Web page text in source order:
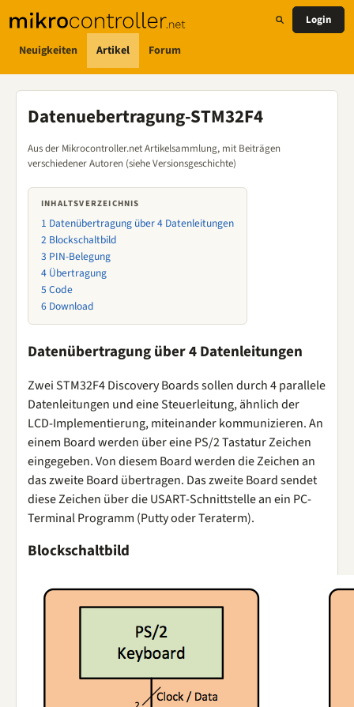
Neuigkeiten Artikel Forum
Login
Datenuebertragung-STM32F4
Aus der Mikrocontroller.net Artikelsammlung, mit Beiträgen
verschiedener Autoren (siehe Versionsgeschichte)
INHALTSVERZEICHNIS
1 Datenübertragung über 4 Datenleitungen
2 Blockschaltbild
3 PIN-Belegung
4 Übertragung
5 Code
6 Download
Datenübertragung über 4 Datenleitungen
Zwei STM32F4 Discovery Boards sollen durch 4 parallele
Datenleitungen und eine Steuerleitung, ähnlich der
LCD-Implementierung, miteinander kommunizieren. An
einem Board werden über eine PS/2 Tastatur Zeichen
eingegeben. Von diesem Board werden die Zeichen an
das zweite Board übertragen. Das zweite Board sendet
diese Zeichen über die USART-Schnittstelle an ein PC-
Terminal Programm (Putty oder Teraterm).
Blockschaltbild